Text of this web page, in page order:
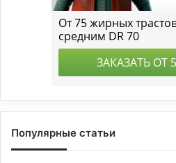
Популярные статьи